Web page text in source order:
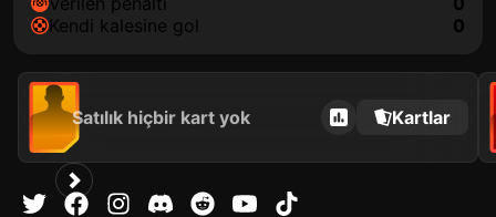
kendi kalesine gol
0
Satılık hiçbir kart yok Kartlar